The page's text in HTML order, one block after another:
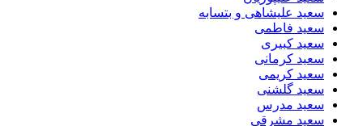
سعید علیشاهی و بتسابه
سعید فاطمی
سعید کبیری
سعید کرمانی
سعید کریمی
سعید گلشنی
سعید مدرس
سعید مشرقی